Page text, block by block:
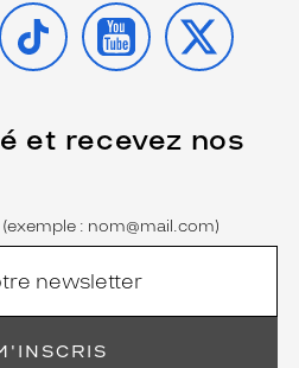
TIKTOK YOUTUBE
X
et recevez nos
(exemple : nom@mail.com)